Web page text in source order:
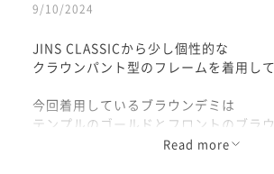
9/10/2024
JINS CLASSICから少し個性的な
クラウンパント型のフレームを着用し
今回着用しているブラウンデミは
テンプルのゴールドとフロントのブラ
Read more